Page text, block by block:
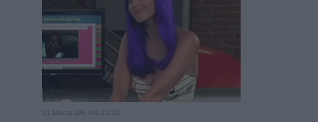
31 Marzo alle ore 22:32